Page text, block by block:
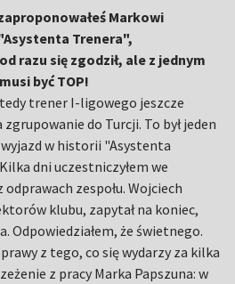
Markowi
Trenera",
razu się zgodził, ale z jednym
być TOP!
trener I-ligowego jeszcze
do Turcji. To był jeden
w historii "Asystenta
dni uczestniczyłem we
zespołu. Wojciech
klubu, zapytał na koniec,
Odpowiedziałem, że świetnego.
z tego, co się wydarzy za kilka
z pracy Marka Papszuna: w